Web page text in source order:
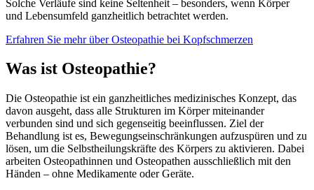
Solche Verläufe sind keine Seltenheit – besonders, wenn Körper
und Lebensumfeld ganzheitlich betrachtet werden.
Erfahren Sie mehr über Osteopathie bei Kopfschmerzen
Was ist Osteopathie?
Die Osteopathie ist ein ganzheitliches medizinisches Konzept, das
davon ausgeht, dass alle Strukturen im Körper miteinander
verbunden sind und sich gegenseitig beeinflussen. Ziel der
Behandlung ist es, Bewegungseinschränkungen aufzuspüren und zu
lösen, um die Selbstheilungskräfte des Körpers zu aktivieren. Dabei
arbeiten Osteopathinnen und Osteopathen ausschließlich mit den
Händen – ohne Medikamente oder Geräte.